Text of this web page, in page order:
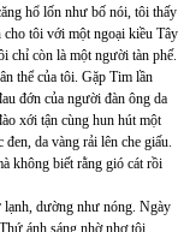
hổ lốn như bố nói, tôi thấy
cho tôi với một ngoại kiều Tây
chỉ còn là một người tàn phế.
thể của tôi. Gặp Tim lần
đớn của người đàn ông da
xới tận cùng hun hút một
da vàng rải lên che giấu.
không biết rằng gió cát rồi
dường như nóng. Ngày
ánh sáng nhờ nhợ tôi